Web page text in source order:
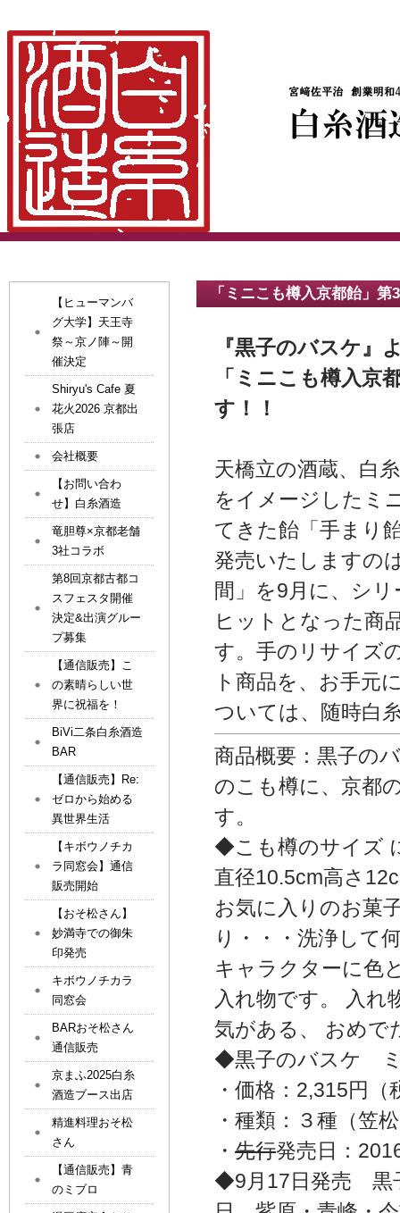
「ミニこも樽入京都飴」
『黒子のバスケ』
「ミニこも樽入
す！！
天橋立の酒蔵、白
をイメージしたミ
てきた飴「手まり
発売いたしますの
間」を9月に、シ
ヒットとなった商
す。手のリサイズ
ト商品を、お手元
ついては、随時白
商品概要：黒子の
のこも樽に、京都
す。
◆こも樽のサイズ
直径10.5cm高さ
お気に入りのお菓
り・・・洗浄して
キャラクターに色
入れ物です。 入
気がある、 おめで
◆黒子のバスケ ミ
・価格：2,315円（
・種類：３種（笠
・ 先行発売日：
◆9月17日発売 黒
【ヒューマンバ
グ大学】天王寺
祭～京ノ陣～開
催決定
Shiryu's Cafe 夏
花火2026 京都出
張店
会社概要
【お問い合わ
せ】白糸酒造
竜胆尊×京都老舗
3社コラボ
第8回京都古都コ
スフェスタ開催
決定&出演グルー
プ募集
【通信販売】こ
の素晴らしい世
界に祝福を！
BiVi二条白糸酒造
BAR
【通信販売】Re:
ゼロから始める
異世界生活
【キボウノチカ
ラ同窓会】通信
販売開始
【おそ松さん】
妙満寺での御朱
印発売
キボウノチカラ
同窓会
BARおそ松さん
通信販売
京まふ2025白糸
酒造ブース出店
精進料理おそ松
さん
【通信販売】青
のミブロ